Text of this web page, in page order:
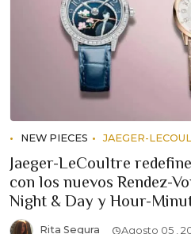
NEW PIECES JAEGER-
Jaeger-LeCoultre
con los nuevos Rendez-
Night & Day y Hour-
Rita Segura Agosto 05 ,